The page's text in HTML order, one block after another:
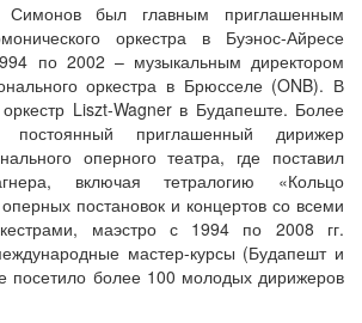
был главным приглашенным
оркестра в Буэнос-Айресе
по 2002 – музыкальным директором
оркестра в Брюсселе (ONB). В
Liszt-Wagner в Будапеште. Более
приглашенный дирижер
оперного театра, где поставил
включая тетралогию «Кольцо
постановок и концертов со всеми
маэстро с 1994 по 2008 гг.
мастер-курсы (Будапешт и
посетило более 100 молодых дирижеров